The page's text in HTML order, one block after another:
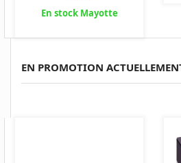
En stock Mayotte
EN PROMOTION